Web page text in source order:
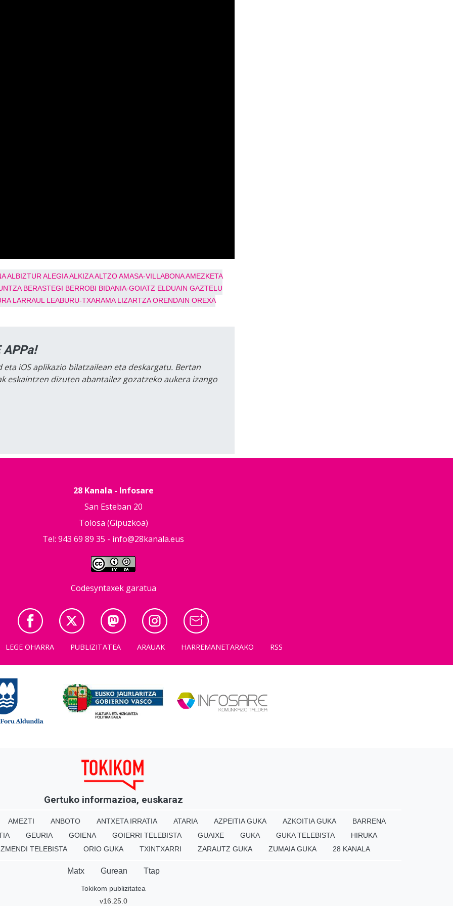
ALBIZTUR ALEGIAALKIZAALTZOAMASA-VILLABONAAMEZKETA
BERASTEGI BERROBI BIDANIA-GOIATZ ELDUAIN GAZTELU
LARRAUL LEABURU-TXARAMA LIZARTZA ORENDAIN OREXA
APPa!
iOS aplikazio bilatzailean eta deskargatu. Bertan
eskaintzen dizuten abantailez gozatzeko aukera izango
28 Kanala - Infosare
San Esteban 20
Tolosa (Gipuzkoa)
Tel: 943 69 89 35 - info@28kanala.eus
Codesyntaxek garatua
LEGE OHARRA PUBLIZITATEA ARAUAK HARREMANETARAKO RSS
Gertuko informazioa, euskaraz
AMEZTI ANBOTO ANTXETA IRRATIA ATARIA AZPEITIA GUKA AZKOITIA GUKA
BARRENA
GEURIA GOIENA GOIERRI TELEBISTA GUAIXE GUKA GUKA TELEBISTA
HIRUKA
TELEBISTA ORIO GUKA TXINTXARRI ZARAUTZ GUKA ZUMAIA GUKA 28 KANALA
Matx Gurean Ttap
Tokikom publizitatea
v16.25.0